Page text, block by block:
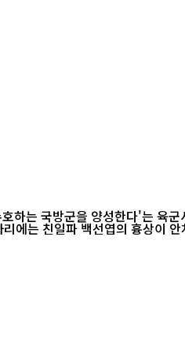
하는 국방군을 양성한다'는 육
백선엽의 흉상이 안치될 것으로 알